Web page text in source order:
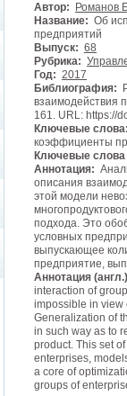
Автор:
Романов
Название: Об
предприятий
Выпуск: 68
Рубрика:
Год: 2017
Библиография:
взаимодействия
161. URL: https://
Ключевые
коэффициенты
Ключевые слова
Аннотация:
описания
этой модели
подхода. Это
условных
выпускающее
предприятие,
Аннотация
interaction of
impossible in view
Generalization of
in such way as to
product. This set
enterprises,
a core of
groups of